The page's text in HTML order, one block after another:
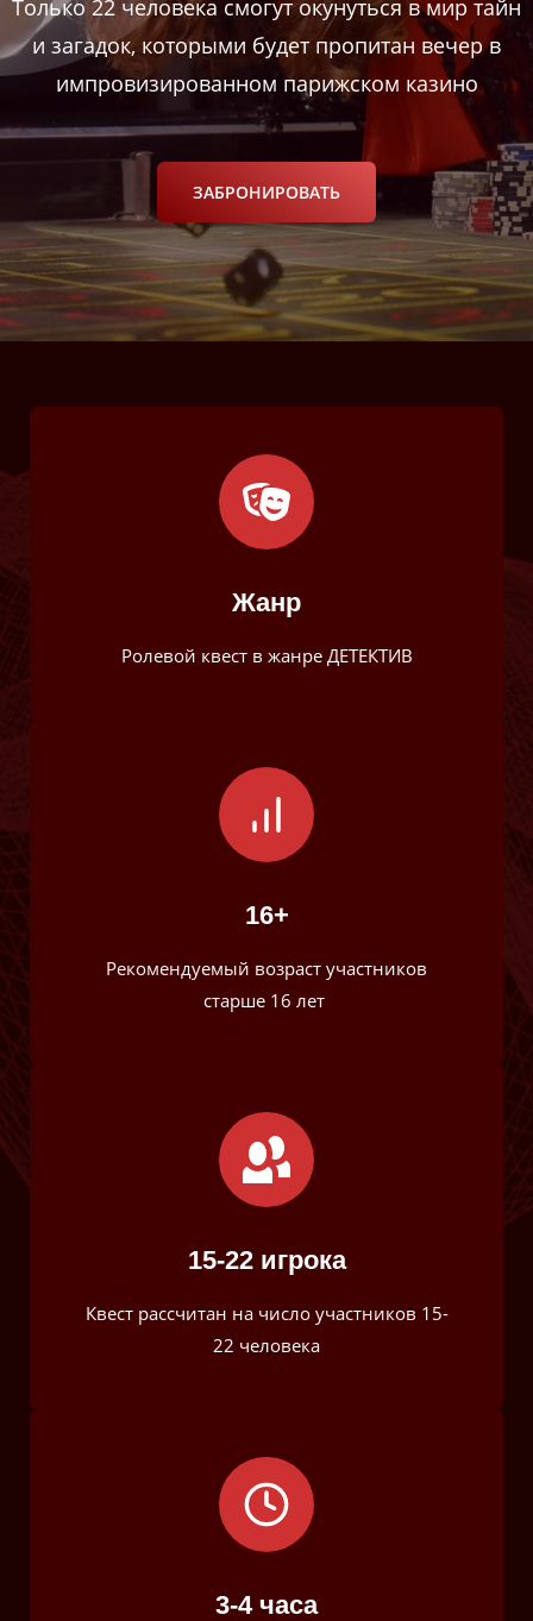
Только 22 человека смогут окунуться в мир тайн
и загадок, которыми будет пропитан вечер в
импровизированном парижском казино
ЗАБРОНИРОВАТЬ
Жанр
Ролевой квест в жанре ДЕТЕКТИВ
16+
Рекомендуемый возраст участников
старше 16 лет ​
15-22 игрока
Квест рассчитан на ​число участников 15-
22 человека
3-4 часа